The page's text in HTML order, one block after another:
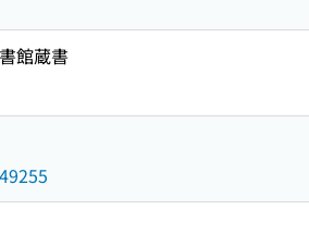
館蔵書